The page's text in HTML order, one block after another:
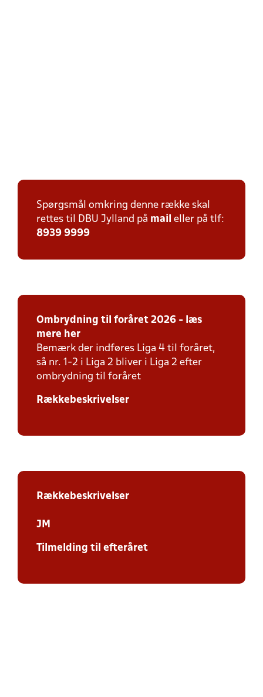
Spørgsmål omkring denne række skal
rettes til DBU Jylland på mail eller på tlf:
8939 9999
Ombrydning til foråret 2026 - læs
mere her
Bemærk der indføres Liga 4 til foråret,
så nr. 1-2 i Liga 2 bliver i Liga 2 efter
ombrydning til foråret
Rækkebeskrivelser
Rækkebeskrivelser
JM
Tilmelding til efteråret